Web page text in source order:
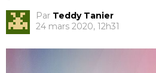
Par Teddy Tanier
24 mars 2020, 12h31